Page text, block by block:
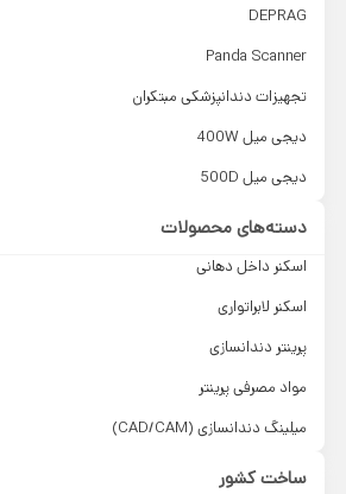
DEPRAG
Panda Scanner
تجهیزات دندانپزشکی مبتکران
دیجی میل 400W
دیجی میل 500D
دسته‌های محصولات
اسکنر داخل دهانی
اسکنر لابراتواری
پرینتر دندانسازی
مواد مصرفی پرینتر
میلینگ دندانسازی (CAD/CAM)
ساخت کشور